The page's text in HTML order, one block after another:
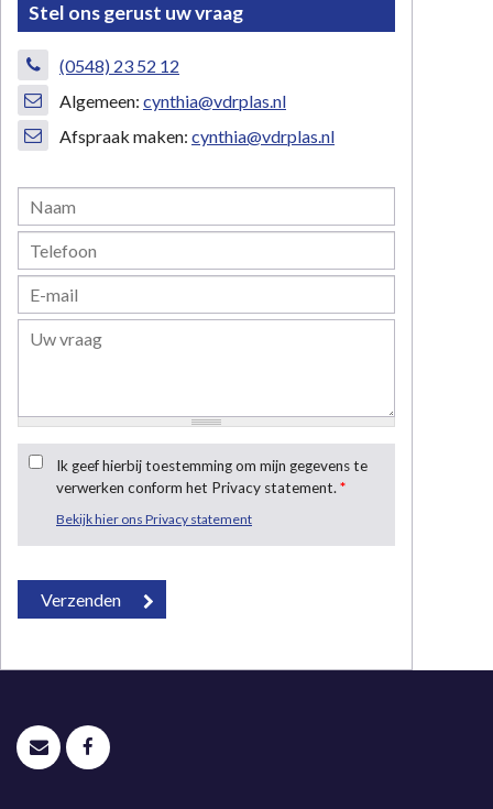
Stel ons gerust uw vraag
(0548) 23 52 12
Algemeen: cynthia@vdrplas.nl
Afspraak maken: cynthia@vdrplas.nl
Ik geef hierbij toestemming om mijn gegevens te
verwerken conform het Privacy statement.*
Bekijk hier ons Privacy statement